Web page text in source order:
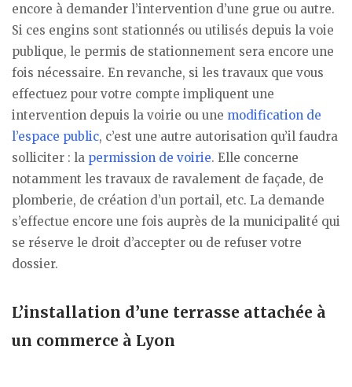
encore à demander l’intervention d’une grue ou autre.
Si ces engins sont stationnés ou utilisés depuis la voie
publique, le permis de stationnement sera encore une
fois nécessaire. En revanche, si les travaux que vous
effectuez pour votre compte impliquent une
intervention depuis la voirie ou une modification de
l’espace public, c’est une autre autorisation qu’il faudra
solliciter : la permission de voirie. Elle concerne
notamment les travaux de ravalement de façade, de
plomberie, de création d’un portail, etc. La demande
s’effectue encore une fois auprès de la municipalité qui
se réserve le droit d’accepter ou de refuser votre
dossier.
L’installation d’une terrasse attachée à
un commerce à Lyon